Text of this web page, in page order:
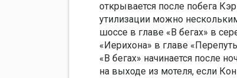
открывается после побега
утилизации можно
шоссе в главе «В бегах» в
«Иерихона» в главе
«В бегах» начинается после
на выходе из мотеля, если